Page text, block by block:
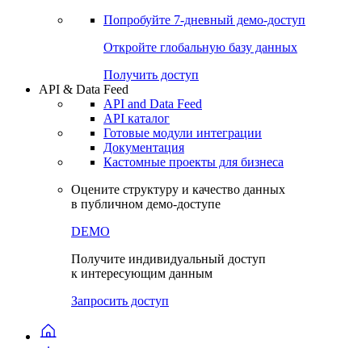
Попробуйте 7-дневный демо-доступ
Откройте глобальную базу данных
Получить доступ
API & Data Feed
API and Data Feed
API каталог
Готовые модули интеграции
Документация
Кастомные проекты для бизнеса
Оцените структуру и качество данных
в публичном демо-доступе
DEMO
Получите индивидуальный доступ
к интересующим данным
Запросить доступ